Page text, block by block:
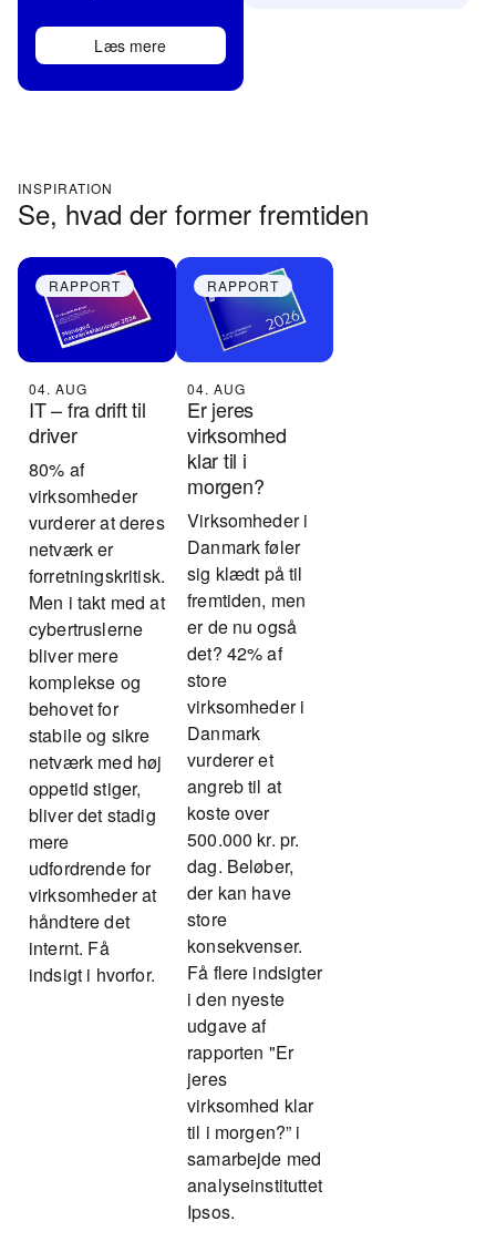
Læs mere
INSPIRATION
Se, hvad der former fremtiden
RAPPORT
04. AUG
IT – fra drift til
driver
80% af
virksomheder
vurderer at deres
netværk er
forretningskritisk.
Men i takt med at
cybertruslerne
bliver mere
komplekse og
behovet for
stabile og sikre
netværk med høj
oppetid stiger,
bliver det stadig
mere
udfordrende for
virksomheder at
håndtere det
internt. Få
indsigt i hvorfor.
RAPPORT
04. AUG
Er jeres
virksomhed
klar til i
morgen?
Virksomheder i
Danmark føler
sig klædt på til
fremtiden, men
er de nu også
det? 42% af
store
virksomheder i
Danmark
vurderer et
angreb til at
koste over
500.000 kr. pr.
dag. Beløber,
der kan have
store
konsekvenser.
Få flere indsigter
i den nyeste
udgave af
rapporten "Er
jeres
virksomhed klar
til i morgen?” i
samarbejde med
analyseinstituttet
Ipsos.